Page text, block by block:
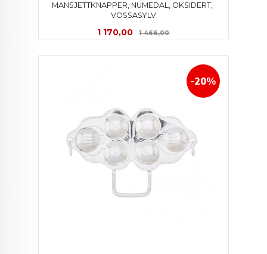
MANSJETTKNAPPER, NUMEDAL, OKSIDERT,
VOSSASYLV
Tilbud
1 170,00 1 466,00Rabatt
-20%